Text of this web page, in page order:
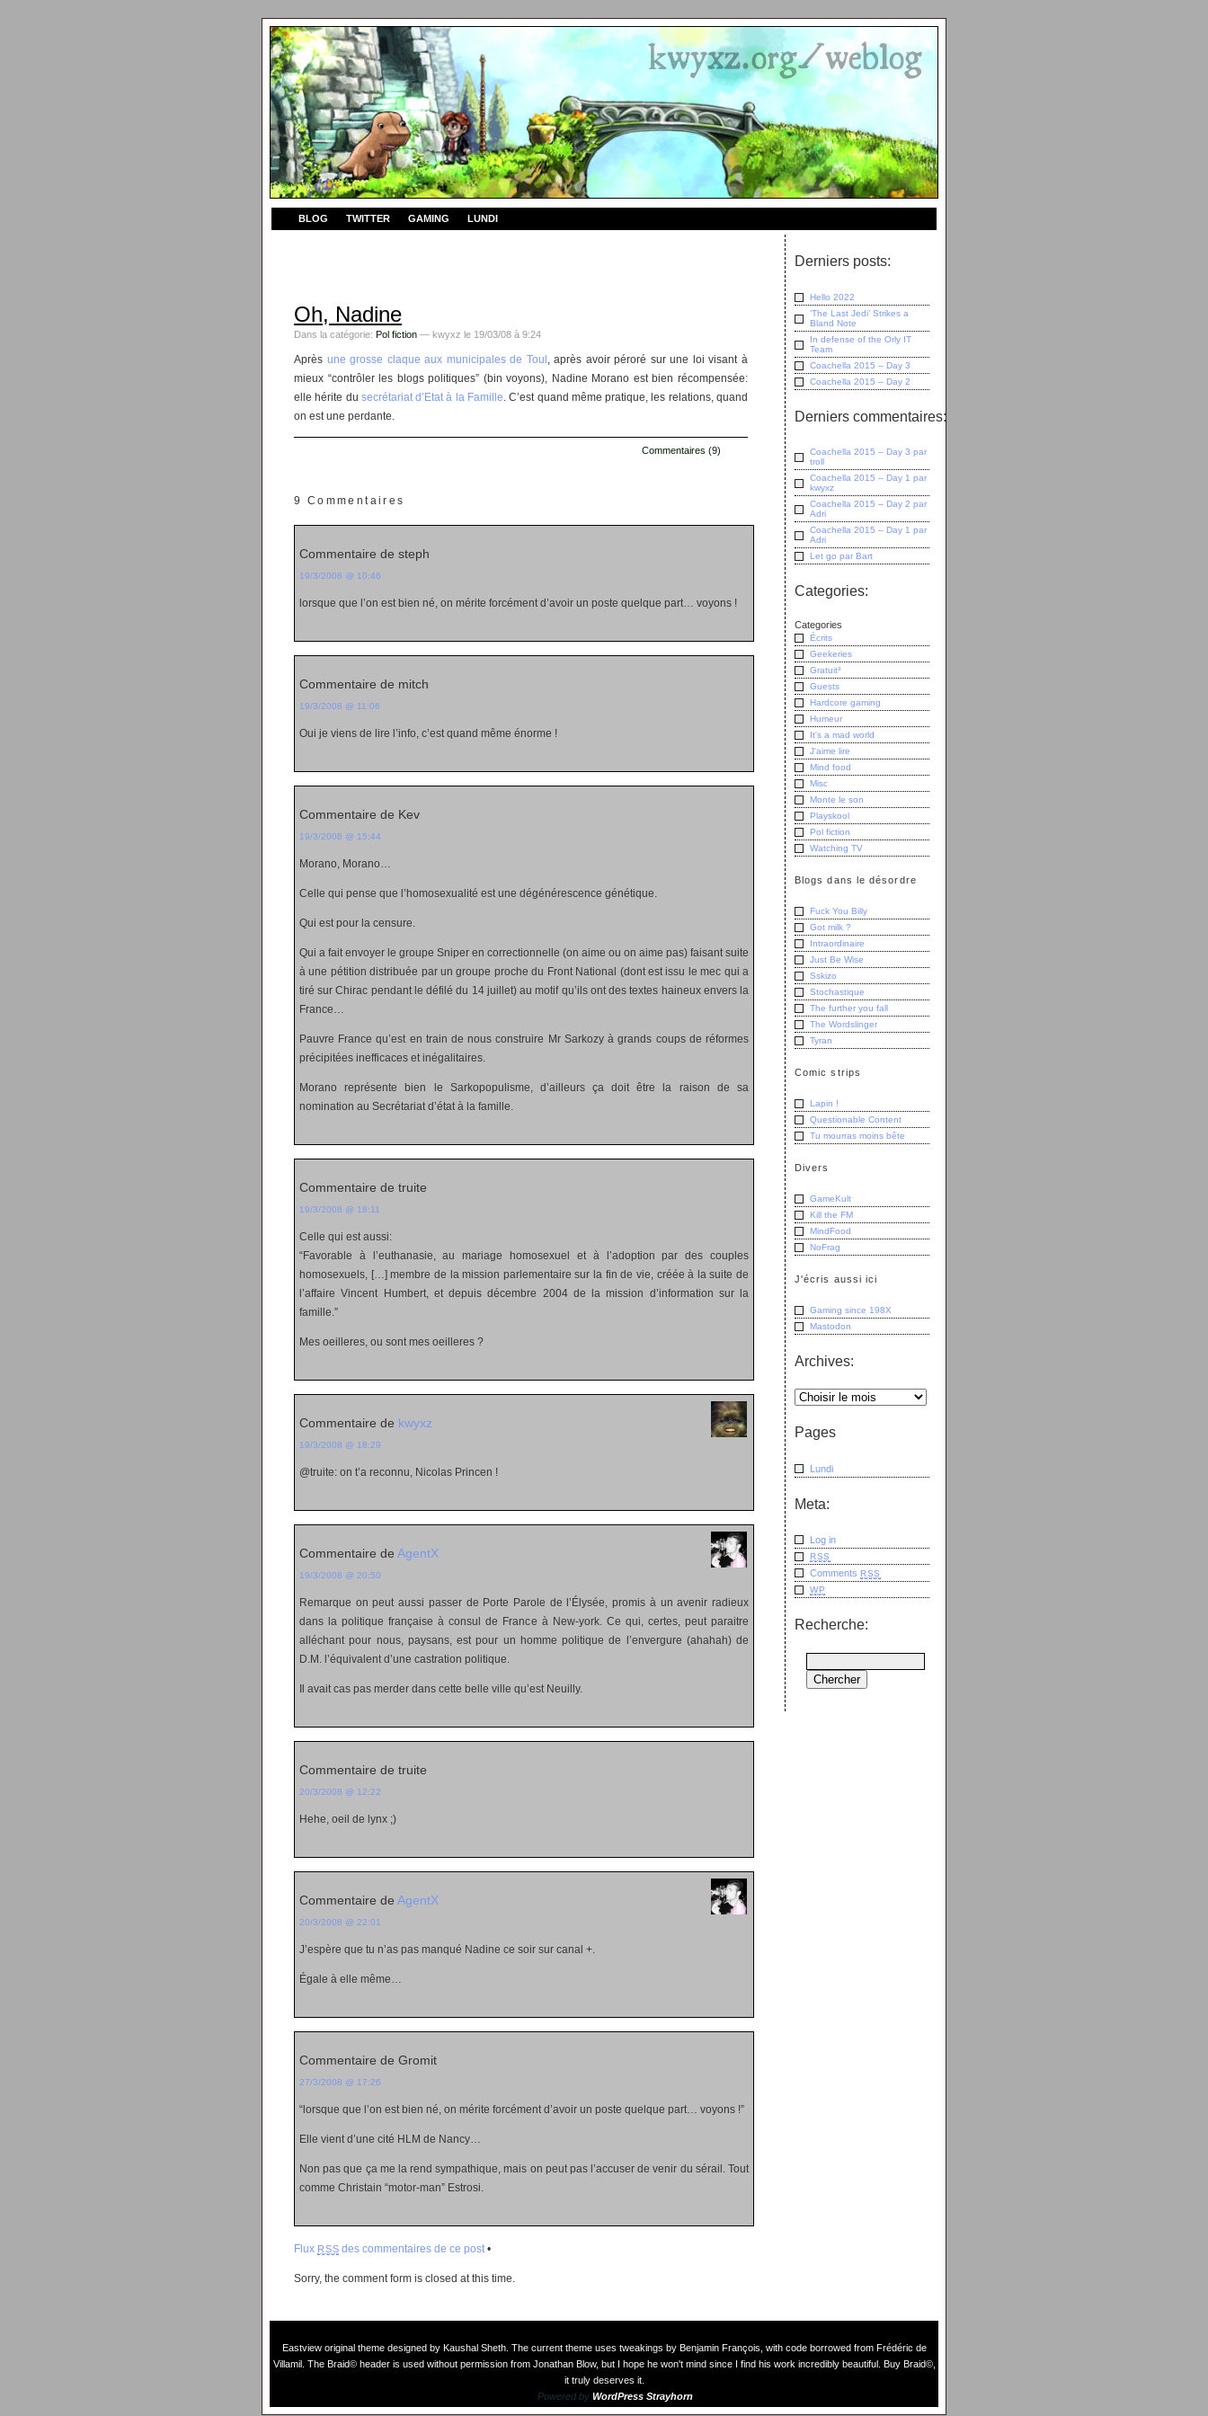
BLOG TWITTER GAMING LUNDI
Oh, Nadine
Dans la catégorie: Pol fiction — kwyxz le 19/03/08 à 9:24
Après une grosse claque aux municipales de Toul , après avoir péroré sur une loi visant à
mieux “contrôler les blogs politiques” (bin voyons), Nadine Morano est bien récompensée:
elle hérite du secrétariat d’Etat à la Famille. C’est quand même pratique, les relations, quand
on est une perdante.
Commentaires (9)
9 Commentaires
Commentaire de steph
19/3/2008 @ 10:46
lorsque que l’on est bien né, on mérite forcément d’avoir un poste quelque part… voyons !
Commentaire de mitch
19/3/2008 @ 11:06
Oui je viens de lire l’info, c’est quand même énorme !
Commentaire de Kev
19/3/2008 @ 15:44
Morano, Morano…
Celle qui pense que l’homosexualité est une dégénérescence génétique.
Qui est pour la censure.
Qui a fait envoyer le groupe Sniper en correctionnelle (on aime ou on aime pas) faisant suite
à une pétition distribuée par un groupe proche du Front National (dont est issu le mec qui a
tiré sur Chirac pendant le défilé du 14 juillet) au motif qu’ils ont des textes haineux envers la
France…
Pauvre France qu’est en train de nous construire Mr Sarkozy à grands coups de réformes
précipitées inefficaces et inégalitaires.
Morano représente bien le Sarkopopulisme, d’ailleurs ça doit être la raison de sa
nomination au Secrétariat d’état à la famille.
Commentaire de truite
19/3/2008 @ 18:11
Celle qui est aussi:
“Favorable à l’euthanasie, au mariage homosexuel et à l’adoption par des couples
homosexuels, […] membre de la mission parlementaire sur la fin de vie, créée à la suite de
l’affaire Vincent Humbert, et depuis décembre 2004 de la mission d’information sur la
famille.”
Mes oeilleres, ou sont mes oeilleres ?
Commentaire de kwyxz
19/3/2008 @ 18:29
@truite: on t’a reconnu, Nicolas Princen !
Commentaire de AgentX
19/3/2008 @ 20:50
Remarque on peut aussi passer de Porte Parole de l’Élysée, promis à un avenir radieux
dans la politique française à consul de France à New-york. Ce qui, certes, peut paraitre
alléchant pour nous, paysans, est pour un homme politique de l’envergure (ahahah) de
D.M. l’équivalent d’une castration politique.
Il avait cas pas merder dans cette belle ville qu’est Neuilly.
Commentaire de truite
20/3/2008 @ 12:22
Hehe, oeil de lynx ;)
Commentaire de AgentX
20/3/2008 @ 22:01
J’espère que tu n’as pas manqué Nadine ce soir sur canal +.
Égale à elle même…
Commentaire de Gromit
27/3/2008 @ 17:26
“lorsque que l’on est bien né, on mérite forcément d’avoir un poste quelque part… voyons !”
Elle vient d’une cité HLM de Nancy…
Non pas que ça me la rend sympathique, mais on peut pas l’accuser de venir du sérail. Tout
comme Christain “motor-man” Estrosi.
Flux RSS des commentaires de ce post•
Sorry, the comment form is closed at this time.
Derniers posts:
Hello 2022
‘The Last Jedi’ Strikes a
Bland Note
In defense of the Orly IT
Team
Coachella 2015 – Day 3
Coachella 2015 – Day 2
Derniers commentaires:
Coachella 2015 – Day 3 par
troll
Coachella 2015 – Day 1 par
kwyxz
Coachella 2015 – Day 2 par
Adri
Coachella 2015 – Day 1 par
Adri
Let go par Bart
Categories:
Categories
Écrits
Geekeries
Gratuit³
Guests
Hardcore gaming
Humeur
It's a mad world
J'aime lire
Mind food
Misc
Monte le son
Playskool
Pol fiction
Watching TV
Blogs dans le désordre
Fuck You Billy
Got milk ?
Intraordinaire
Just Be Wise
Sskizo
Stochastique
The further you fall
The Wordslinger
Tyran
Comic strips
Lapin !
Questionable Content
Tu mourras moins bête
Divers
GameKult
Kill the FM
MindFood
NoFrag
J'écris aussi ici
Gaming since 198X
Mastodon
Archives:
Pages
Lundi
Meta:
Log in
RSS
Comments RSS
WP
Recherche:
Eastview original theme designed by Kaushal Sheth. The current theme uses tweakings by Benjamin François , with code borrowed from Frédéric de
Villamil. The Braid© header is used without permission from Jonathan Blow, but I hope he won't mind since I find his work incredibly beautiful. Buy Braid©,
it truly deserves it.
Powered by WordPress Strayhorn